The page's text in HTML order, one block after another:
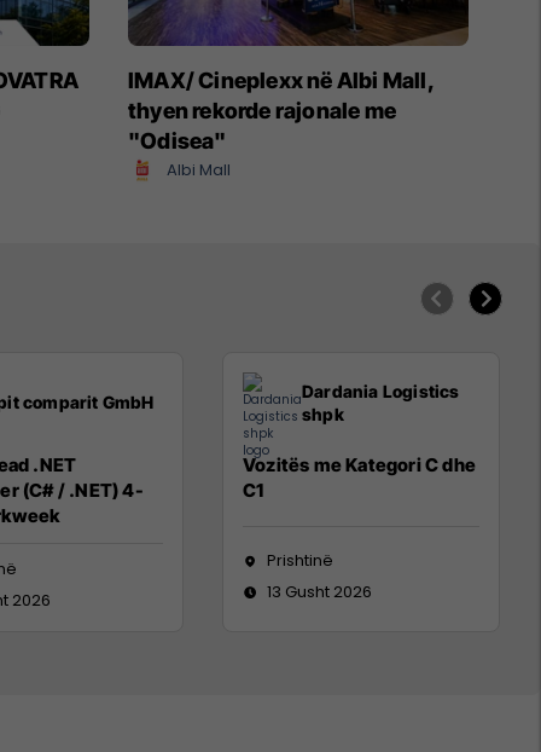
IMAX/ Cineplexx në Albi Mall,
thyen rekorde rajonale me
"Odisea"
Albi Mall
comparit GmbH
.NET
(C# / .NET) 4-
2026
Dardania Logistics
shpk
Vozitës me Kategori C dhe
C1
Prishtinë
13 Gusht 2026